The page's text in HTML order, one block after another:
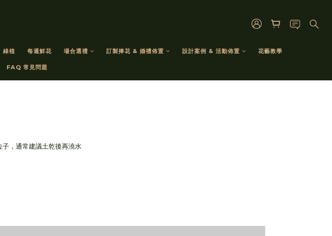
綠植 每週鮮花 場合選禮 訂製捧花 & 婚禮佈置 設計案例 & 活動佈置 花藝教學
FAQ 常見問題
，通常建議土乾後再澆水